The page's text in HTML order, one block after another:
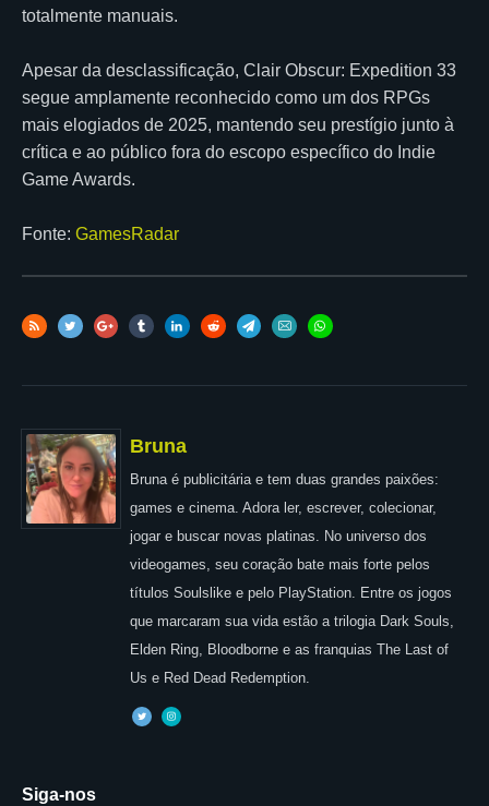
totalmente manuais.
Apesar da desclassificação, Clair Obscur: Expedition 33
segue amplamente reconhecido como um dos RPGs
mais elogiados de 2025, mantendo seu prestígio junto à
crítica e ao público fora do escopo específico do Indie
Game Awards.
Fonte: GamesRadar
Bruna
Bruna é publicitária e tem duas grandes paixões:
games e cinema. Adora ler, escrever, colecionar,
jogar e buscar novas platinas. No universo dos
videogames, seu coração bate mais forte pelos
títulos Soulslike e pelo PlayStation. Entre os jogos
que marcaram sua vida estão a trilogia Dark Souls,
Elden Ring, Bloodborne e as franquias The Last of
Us e Red Dead Redemption.
Siga-nos